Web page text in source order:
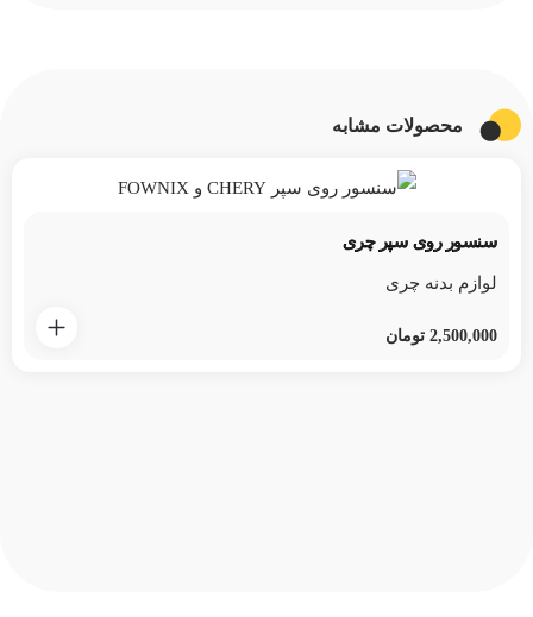
محصولات مشابه
سنسور روی سپر چری
لوازم بدنه چری
2,500,000 تومان